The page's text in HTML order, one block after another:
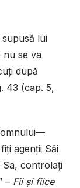
lui
nu se va
după
43 (cap. 5,
agenții Săi
Sa, controlați
– Fii și fiice